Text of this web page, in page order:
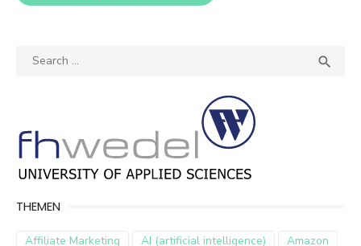
Search

THEMEN
Affiliate Marketing AI (artificial intelligence) Amazon